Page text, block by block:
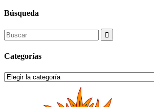
Búsqueda
Search
for:
Categorías
Categorías